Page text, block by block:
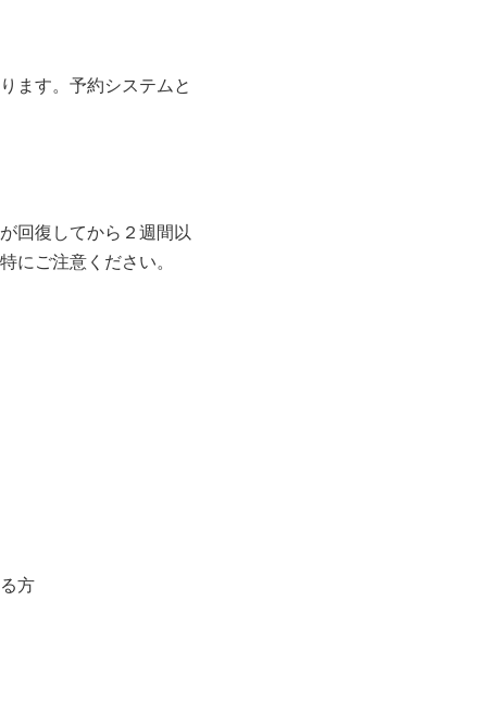
ます。予約システムと
回復してから２週間以
にご注意ください。
方